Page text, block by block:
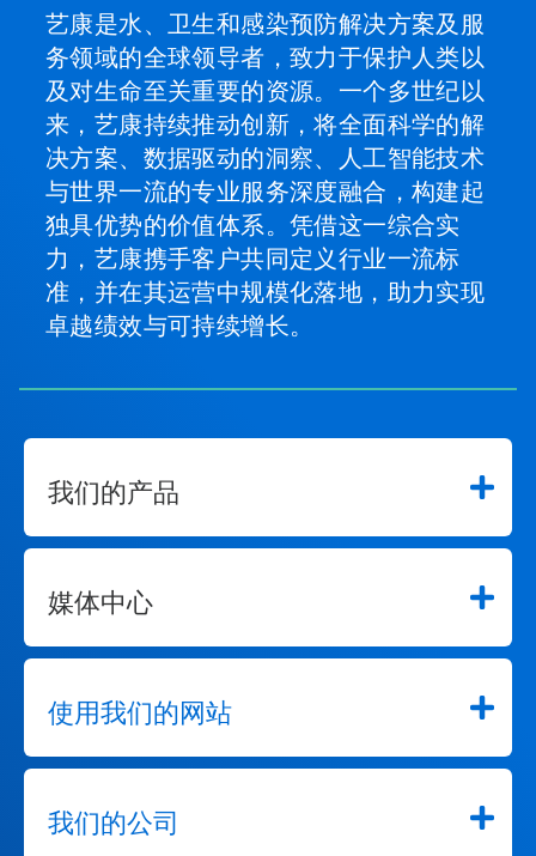
艺康是水、卫生和感染预防解决方案及服
务领域的全球领导者，致力于保护人类以
及对生命至关重要的资源。一个多世纪以
来，艺康持续推动创新，将全面科学的解
决方案、数据驱动的洞察、人工智能技术
与世界一流的专业服务深度融合，构建起
独具优势的价值体系。凭借这一综合实
力，艺康携手客户共同定义行业一流标
准，并在其运营中规模化落地，助力实现
卓越绩效与可持续增长。
我们的产品
媒体中心
使用我们的网站
我们的公司